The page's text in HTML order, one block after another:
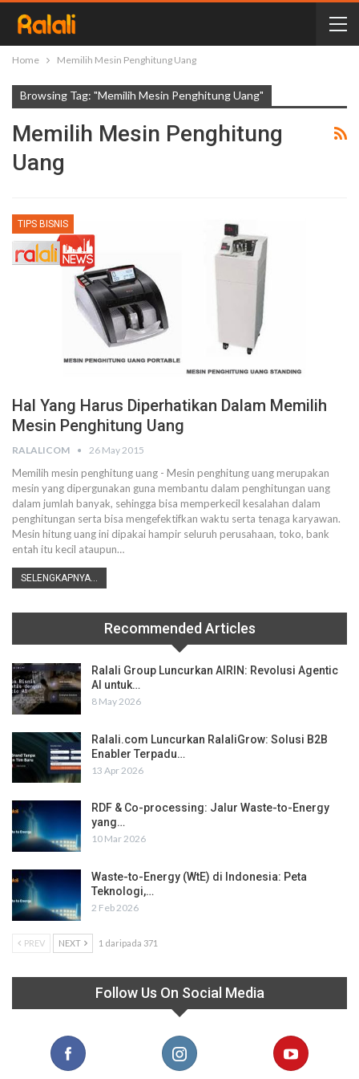
Home Memilih Mesin Penghitung Uang
Browsing Tag: "Memilih Mesin Penghitung Uang"
Memilih Mesin Penghitung
Uang
TIPS BISNIS
Hal Yang Harus Diperhatikan Dalam Memilih
Mesin Penghitung Uang
RALALICOM 26 May 2015
Memilih mesin penghitung uang - Mesin penghitung uang merupakan
mesin yang dipergunakan guna membantu dalam penghitungan uang
dalam jumlah banyak, sehingga bisa memperkecil kesalahan dalam
penghitungan serta bisa mengefektifkan waktu serta tenaga karyawan.
Mesin hitung uang ini dipakai hampir seluruh perusahaan, toko, bank
entah itu kecil ataupun…
SELENGKAPNYA...
Recommended Articles
Ralali Group Luncurkan AIRIN: Revolusi Agentic
AI untuk…
8 May 2026
Ralali.com Luncurkan RalaliGrow: Solusi B2B
Enabler Terpadu…
13 Apr 2026
RDF & Co-processing: Jalur Waste-to-Energy
yang…
10 Mar 2026
Waste-to-Energy (WtE) di Indonesia: Peta
Teknologi,…
2 Feb 2026
PREV NEXT 1 daripada 371
Follow Us On Social Media